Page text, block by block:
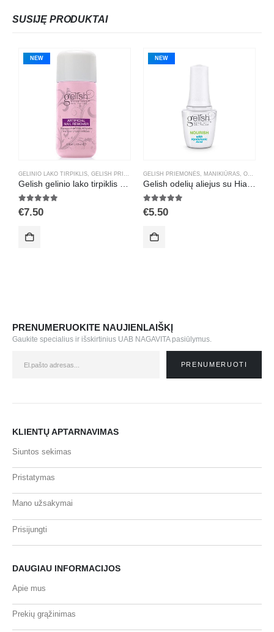
SUSIJĘ PRODUKTAI
NEW
GELINIO LAKO TIRPIKLIS GELISH PRIEMONĖS , MANIKIŪRAS, PRIEDAI GELINIAM
5.00out of 5
€7.50
NEW
GELISH PRIEMONĖS MANIKIŪRAS ODELIŲ ALIEJUS
5.00out of 5
€5.50
PRENUMERUOKITE NAUJIENLAIŠKĮ
Gaukite specialius ir išskirtinius UAB NAGAVITA pasiūlymus.
KLIENTŲ APTARNAVIMAS
Siuntos sekimas
Pristatymas
Mano užsakymai
Prisijungti
DAUGIAU INFORMACIJOS
Apie mus
Prekių grąžinimas